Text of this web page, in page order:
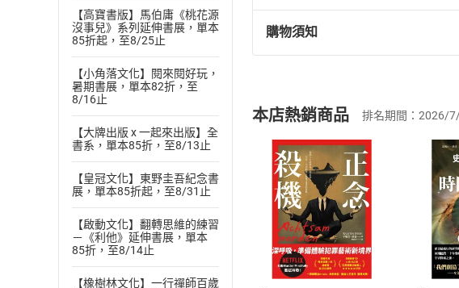
【高寶書版】馬伯庸《桃花源
沒事兒》系列延伸書展，單本
85折起，至8/25止
【小角落文化】閱來閱好玩，
暑期書展，單本82折，至
8/16止
【大牌出版 x 一起來出版】全
書系，單本85折，至8/13止
【皇冠文化】東野圭吾紀念書
展，單本85折起，至8/31止
【啟動文化】翻轉思維的練習
－《利他》延伸書展，單本
85折，至8/14止
【橡樹林文化】一行禪師百歲
退換貨規定：
(一)依消費者保護法第19條第
(二)消費者訂購本店鋪之商
且已下載/存取電子書，不得請
退貨方式：您欲取消訂單或辦
貨」，本店鋪將依您的申請進
請注意，樂天市場須以整筆訂
購物須知
挑選商品
Choose
購書後，如何開始使用
Step1.選擇閱讀載具
本店熱銷商品 排名期間：2026/